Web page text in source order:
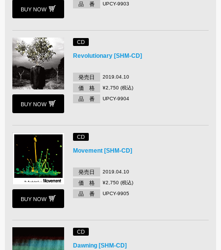
BUY NOW
品 番 UPCY-9903
BUY NOW
CD
Revolutionary [SHM-CD]
発売日 2019.04.10
価 格 ¥2,750 (税込)
品 番 UPCY-9904
BUY NOW
CD
Movement [SHM-CD]
発売日 2019.04.10
価 格 ¥2,750 (税込)
品 番 UPCY-9905
CD
Dawning [SHM-CD]